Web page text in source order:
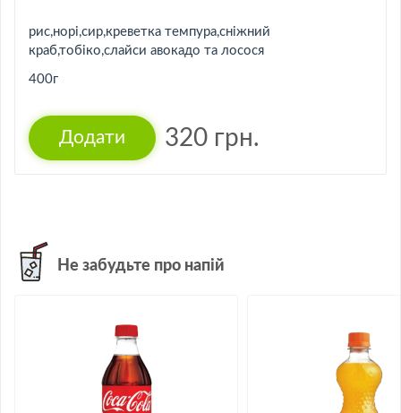
рис,норі,сир,креветка темпура,сніжний
краб,тобіко,слайси авокадо та лосося
400г
320 грн.
Не забудьте про напій